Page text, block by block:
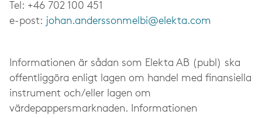
Tel: +46 702 100 451
e-post: johan.anderssonmelbi@elekta.com
Informationen är sådan som Elekta AB (publ) ska
offentliggöra enligt lagen om handel med finansiella
instrument och/eller lagen om
värdepappersmarknaden. Informationen